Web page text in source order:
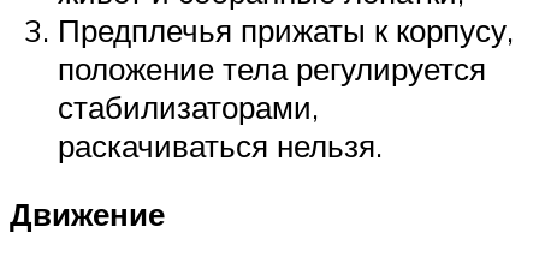
Предплечья прижаты к корпусу,
положение тела регулируется
стабилизаторами,
раскачиваться нельзя.
Движение